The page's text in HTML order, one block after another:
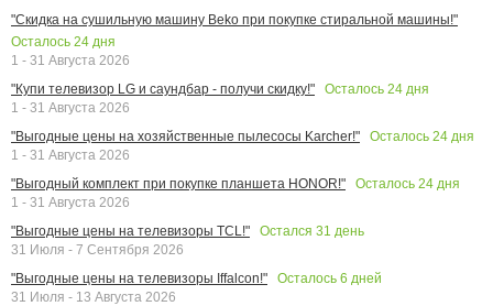
"Скидка на сушильную машину Beko при покупке стиральной машины!"
Осталось 24 дня
1 - 31 Августа 2026
"Купи телевизор LG и саундбар - получи скидку!"
Осталось 24 дня
1 - 31 Августа 2026
"Выгодные цены на хозяйственные пылесосы Karcher!"
Осталось 24 дня
1 - 31 Августа 2026
"Выгодный комплект при покупке планшета HONOR!"
Осталось 24 дня
1 - 31 Августа 2026
"Выгодные цены на телевизоры TCL!"
Остался 31 день
31 Июля - 7 Сентября 2026
"Выгодные цены на телевизоры Iffalcon!"
Осталось 6 дней
31 Июля - 13 Августа 2026